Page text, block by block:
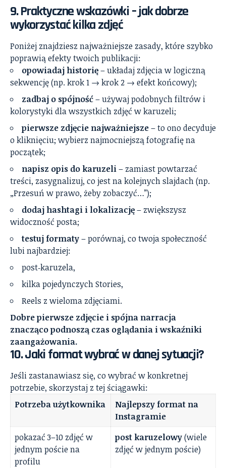
9. Praktyczne wskazówki – jak dobrze
wykorzystać kilka zdjęć
Poniżej znajdziesz najważniejsze zasady, które szybko
poprawią efekty twoich publikacji:
opowiadaj historię– układaj zdjęcia w logiczną
sekwencję (np. krok 1 → krok 2 → efekt końcowy);
zadbaj o spójność– używaj podobnych filtrów i
kolorystyki dla wszystkich zdjęć w karuzeli;
pierwsze zdjęcie najważniejsze– to ono decyduje
o kliknięciu; wybierz najmocniejszą fotografię na
początek;
napisz opis do karuzeli– zamiast powtarzać
treści, zasygnalizuj, co jest na kolejnych slajdach (np.
„Przesuń w prawo, żeby zobaczyć…”);
dodaj hashtagi i lokalizację– zwiększysz
widoczność posta;
testuj formaty– porównaj, co twoja społeczność
lubi najbardziej:
post‑karuzela,
kilka pojedynczych Stories,
Reels z wieloma zdjęciami.
Dobre pierwsze zdjęcie i spójna narracja
znacząco podnoszą czas oglądania i wskaźniki
zaangażowania.
10. Jaki format wybrać w danej sytuacji?
Jeśli zastanawiasz się, co wybrać w konkretnej
potrzebie, skorzystaj z tej ściągawki:
Potrzeba użytkownika
Najlepszy format na
Instagramie
pokazać 3–10 zdjęć w
jednym poście na
profilu
post karuzelowy(wiele
zdjęć w jednym poście)